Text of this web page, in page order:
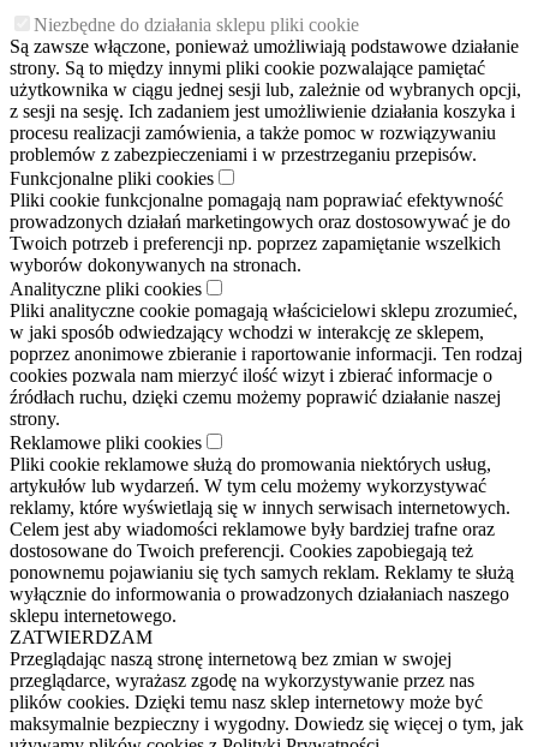
Niezbędne do działania sklepu pliki cookie
Są zawsze włączone, ponieważ umożliwiają podstawowe działanie
strony. Są to między innymi pliki cookie pozwalające pamiętać
użytkownika w ciągu jednej sesji lub, zależnie od wybranych opcji,
z sesji na sesję. Ich zadaniem jest umożliwienie działania koszyka i
procesu realizacji zamówienia, a także pomoc w rozwiązywaniu
problemów z zabezpieczeniami i w przestrzeganiu przepisów.
Funkcjonalne pliki cookies
Pliki cookie funkcjonalne pomagają nam poprawiać efektywność
prowadzonych działań marketingowych oraz dostosowywać je do
Twoich potrzeb i preferencji np. poprzez zapamiętanie wszelkich
wyborów dokonywanych na stronach.
Analityczne pliki cookies
Pliki analityczne cookie pomagają właścicielowi sklepu zrozumieć,
w jaki sposób odwiedzający wchodzi w interakcję ze sklepem,
poprzez anonimowe zbieranie i raportowanie informacji. Ten rodzaj
cookies pozwala nam mierzyć ilość wizyt i zbierać informacje o
źródłach ruchu, dzięki czemu możemy poprawić działanie naszej
strony.
Reklamowe pliki cookies
Pliki cookie reklamowe służą do promowania niektórych usług,
artykułów lub wydarzeń. W tym celu możemy wykorzystywać
reklamy, które wyświetlają się w innych serwisach internetowych.
Celem jest aby wiadomości reklamowe były bardziej trafne oraz
dostosowane do Twoich preferencji. Cookies zapobiegają też
ponownemu pojawianiu się tych samych reklam. Reklamy te służą
wyłącznie do informowania o prowadzonych działaniach naszego
sklepu internetowego.
ZATWIERDZAM
Przeglądając naszą stronę internetową bez zmian w swojej
przeglądarce, wyrażasz zgodę na wykorzystywanie przez nas
plików cookies. Dzięki temu nasz sklep internetowy może być
maksymalnie bezpieczny i wygodny. Dowiedz się więcej o tym, jak